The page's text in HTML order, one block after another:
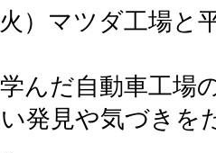
）マツダ工場と
んだ自動車工場
発見や気づきを